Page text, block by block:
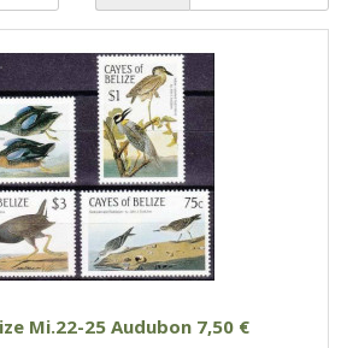
Mi.22-25 Audubon 7,50 €